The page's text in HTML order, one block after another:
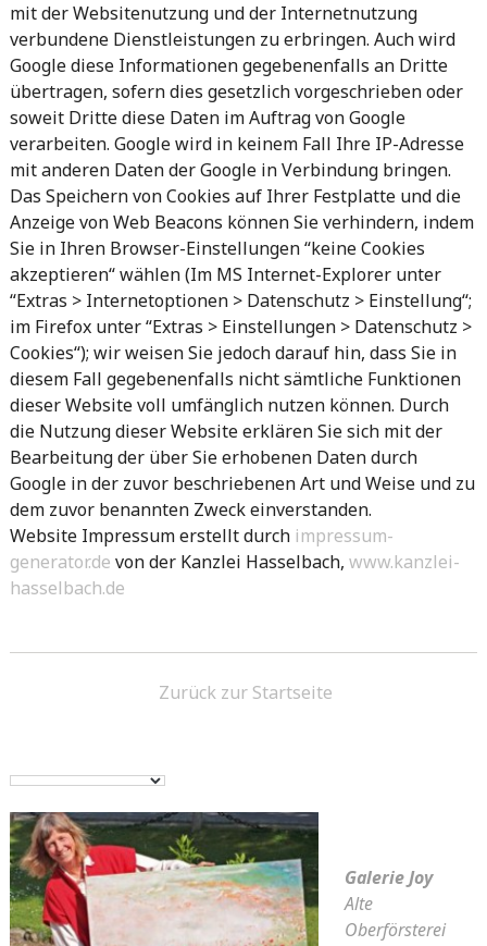
mit der Websitenutzung und der Internetnutzung
verbundene Dienstleistungen zu erbringen. Auch wird
Google diese Informationen gegebenenfalls an Dritte
übertragen, sofern dies gesetzlich vorgeschrieben oder
soweit Dritte diese Daten im Auftrag von Google
verarbeiten. Google wird in keinem Fall Ihre IP-Adresse
mit anderen Daten der Google in Verbindung bringen.
Das Speichern von Cookies auf Ihrer Festplatte und die
Anzeige von Web Beacons können Sie verhindern, indem
Sie in Ihren Browser-Einstellungen “keine Cookies
akzeptieren“ wählen (Im MS Internet-Explorer unter
“Extras > Internetoptionen > Datenschutz > Einstellung“;
im Firefox unter “Extras > Einstellungen > Datenschutz >
Cookies“); wir weisen Sie jedoch darauf hin, dass Sie in
diesem Fall gegebenenfalls nicht sämtliche Funktionen
dieser Website voll umfänglich nutzen können. Durch
die Nutzung dieser Website erklären Sie sich mit der
Bearbeitung der über Sie erhobenen Daten durch
Google in der zuvor beschriebenen Art und Weise und zu
dem zuvor benannten Zweck einverstanden.
Website Impressum erstellt durch impressum-
generator.de von der Kanzlei Hasselbach, www.kanzlei-
hasselbach.de
Zurück zur Startseite
Galerie Joy
Alte
Oberförsterei